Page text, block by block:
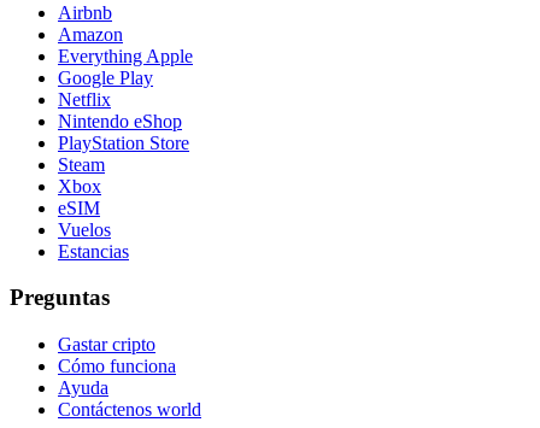
Airbnb
Amazon
Everything Apple
Google Play
Netflix
Nintendo eShop
PlayStation Store
Steam
Xbox
eSIM
Vuelos
Estancias
Preguntas
Gastar cripto
Cómo funciona
Ayuda
Contáctenos world